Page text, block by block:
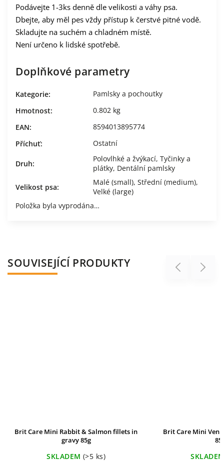
Podávejte 1-3ks denně dle velikosti a váhy psa.
Dbejte, aby měl pes vždy přístup k čerstvé pitné vodě.
Skladujte na suchém a chladném místě.
Není určeno k lidské spotřebě.
Doplňkové parametry
Kategorie:
Pamlsky a pochoutky
Hmotnost:
0.802 kg
EAN:
8594013895774
Příchuť: Ostatní
Druh:
Polovlhké a žvýkací, Tyčinky a
plátky, Dentální pamlsky
Velikost psa:
Malé (small), Střední (medium),
Velké (large)
Položka byla vyprodána…
SOUVISEJÍCÍ PRODUKTY Previous
Brit Care Mini Rabbit & Salmon fillets in
gravy 85g
SKLADEM (>5 ks)
Brit Care Mini
Next